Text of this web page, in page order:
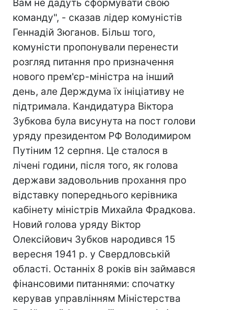
Вам не дадуть сформувати свою
команду", - сказав лідер комуністів
Геннадій Зюганов. Більш того,
комуністи пропонували перенести
розгляд питання про призначення
нового прем'єр-міністра на інший
день, але Держдума їх ініціативу не
підтримала. Кандидатура Віктора
Зубкова була висунута на пост голови
уряду президентом РФ Володимиром
Путіним 12 серпня. Це сталося в
лічені години, після того, як голова
держави задовольнив прохання про
відставку попереднього керівника
кабінету міністрів Михайла Фрадкова.
Новий голова уряду Віктор
Олексійович Зубков народився 15
вересня 1941 р. у Свердловській
області. Останніх 8 років він займався
фінансовими питаннями: спочатку
керував управлінням Міністерства